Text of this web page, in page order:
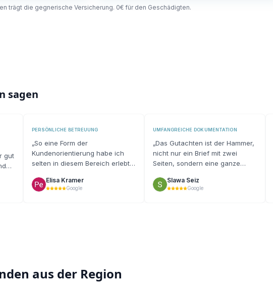
trägt die gegnerische Versicherung. 0€ für den Geschädigten.
sagen
gut
PERSÖNLICHE BETREUUNG
„So eine Form der
Kundenorientierung habe ich
selten in diesem Bereich erlebt
wahrgenommen.
Elisa Kramer
Google
UMFANGREICHE DOKUMENTATION
„Das Gutachten ist der Hammer,
nicht nur ein Brief mit zwei
Seiten, sondern eine ganze
erläutert wird.“
Slawa Seiz
Google
aus der Region